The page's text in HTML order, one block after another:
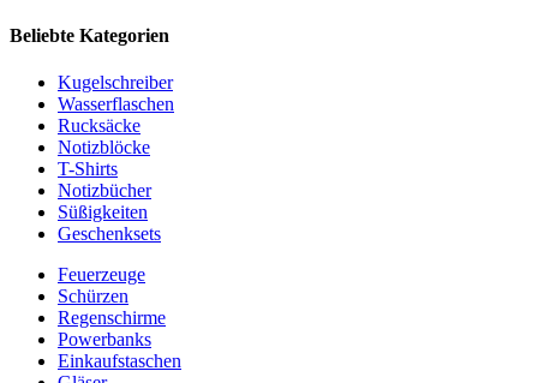
Beliebte Kategorien
Kugelschreiber
Wasserflaschen
Rucksäcke
Notizblöcke
T-Shirts
Notizbücher
Süßigkeiten
Geschenksets
Feuerzeuge
Schürzen
Regenschirme
Powerbanks
Einkaufstaschen